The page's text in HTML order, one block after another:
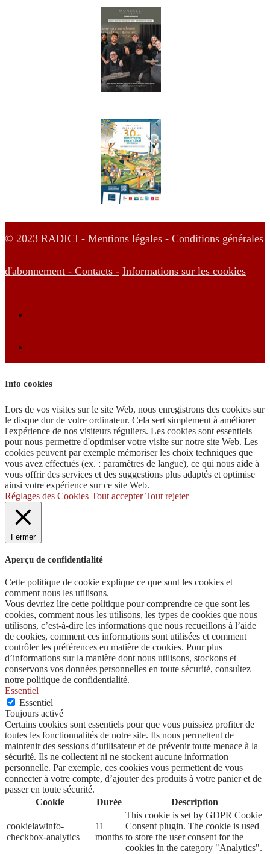
© 2023 RADICI - Mentions légales - Conditions générales
d'abonnement - Contacts - Informations sur les cookies
Info cookies
Lors de vos visites sur le site Web, nous enregistrons des cookies sur
le disque dur de votre ordinateur. Cela sert simplement à améliorer
l'expérience de nos visiteurs réguliers. Les cookies sont essentiels
pour nous permettre d'optimiser votre visite sur notre site Web. Les
cookies peuvent par exemple mémoriser les choix techniques que
vous avez effectués (ex. : paramètres de langue), ce qui nous aide à
vous offrir des services et des suggestions plus adaptés et optimise
ainsi votre expérience sur ce site Web.
Réglages des Cookies Tout accepter Tout rejeter
Fermer
Aperçu de confidentialité
Cette politique de cookie explique ce que sont les cookies et
comment nous les utilisons.
Vous devriez lire cette politique pour comprendre ce que sont les
cookies, comment nous les utilisons, les types de cookies que nous
utilisons, c’est-à-dire les informations que nous recueillons à l’aide
de cookies, comment ces informations sont utilisées et comment
contrôler les préférences en matière de cookies. Pour plus
d’informations sur la manière dont nous utilisons, stockons et
conservons vos données personnelles en toute sécurité, consultez
notre politique de confidentialité.
Essentiel
Essentiel
Toujours activé
Certains cookies sont essentiels pour que vous puissiez profiter de
toutes les fonctionnalités de notre site. Ils nous permettent de
maintenir des sessions d’utilisateur et de prévenir toute menace à la
sécurité. Ils ne collectent ni ne stockent aucune information
personnelle. Par exemple, ces cookies vous permettent de vous
connecter à votre compte, d’ajouter des produits à votre panier et de
passer en toute sécurité.
Cookie
Durée Description
cookielawinfo-
checkbox-analytics
11
months
This cookie is set by GDPR Cookie
Consent plugin. The cookie is used
to store the user consent for the
cookies in the category "Analytics".